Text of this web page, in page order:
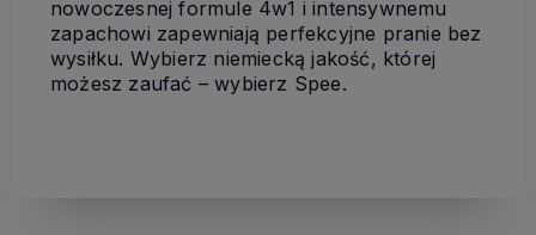
nowoczesnej formule 4w1 i intensywnemu
zapachowi zapewniają perfekcyjne pranie bez
wysiłku. Wybierz niemiecką jakość, której
możesz zaufać – wybierz Spee.